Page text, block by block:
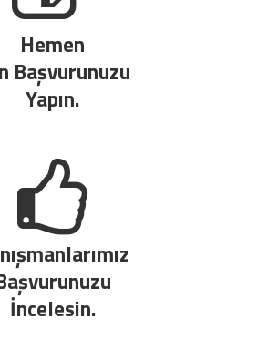
Hemen
Başvurunuzu
Yapın.
İncelesin.